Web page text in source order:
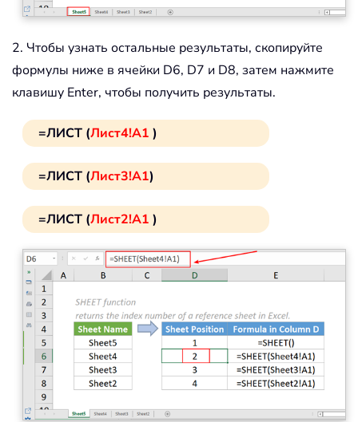
2. Чтобы узнать остальные результаты, скопируйте
формулы ниже в ячейки D6, D7 и D8, затем нажмите
клавишу Enter, чтобы получить результаты.
=ЛИСТ (Лист4!A1 )
=ЛИСТ (Лист3!A1)
=ЛИСТ (Лист2!A1 )